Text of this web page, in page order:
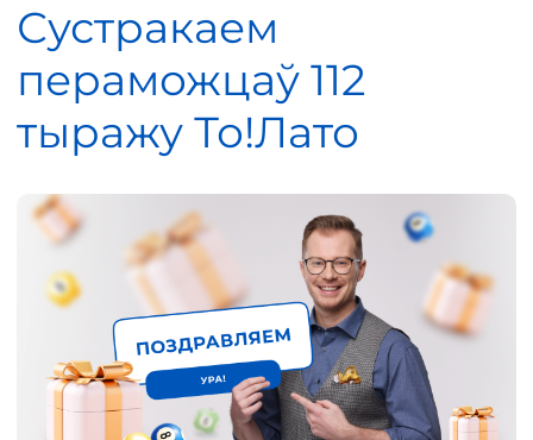
Сустракаем
пераможцаў 112
тыражу То!Лато